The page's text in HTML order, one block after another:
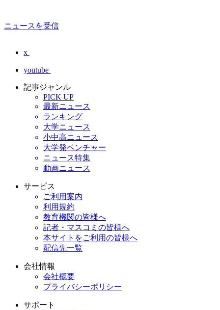
ニュースを受信
x
youtube
記事ジャンル
PICK UP
最新ニュース
ランキング
大学ニュース
小中高ニュース
大学発ベンチャー
ニュース特集
動画ニュース
サービス
ご利用案内
利用規約
教育機関の皆様へ
記者・マスコミの皆様へ
本サイトをご利用の皆様へ
配信先一覧
会社情報
会社概要
プライバシーポリシー
サポート